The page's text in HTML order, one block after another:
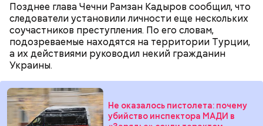
Позднее глава Чечни Рамзан Кадыров сообщил, что
следователи установили личности еще нескольких
соучастников преступления. По его словам,
подозреваемые находятся на территории Турции,
а их действиями руководил некий гражданин
Украины.
Не оказалось пистолета: почему
убийство инспектора МАДИ в
В апреле 2024-го умерла 69-летняя бабушка
Миссюры. Внук отравил ее со второй попытки.
Сначала он подмешал химикаты в морс, но
пенсионерка отказалась его пить из-за
приторного вкуса. Тогда молодой человек заставил
женщину выпить противовирусную суспензию,
добавив туда яд. Позднее Миссюра объяснил, что
не планировал убиватьбабушку. Он хотел, чтобы